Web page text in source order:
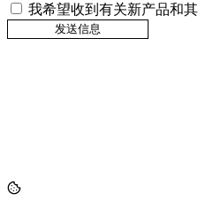
我希望收到有关新产品和